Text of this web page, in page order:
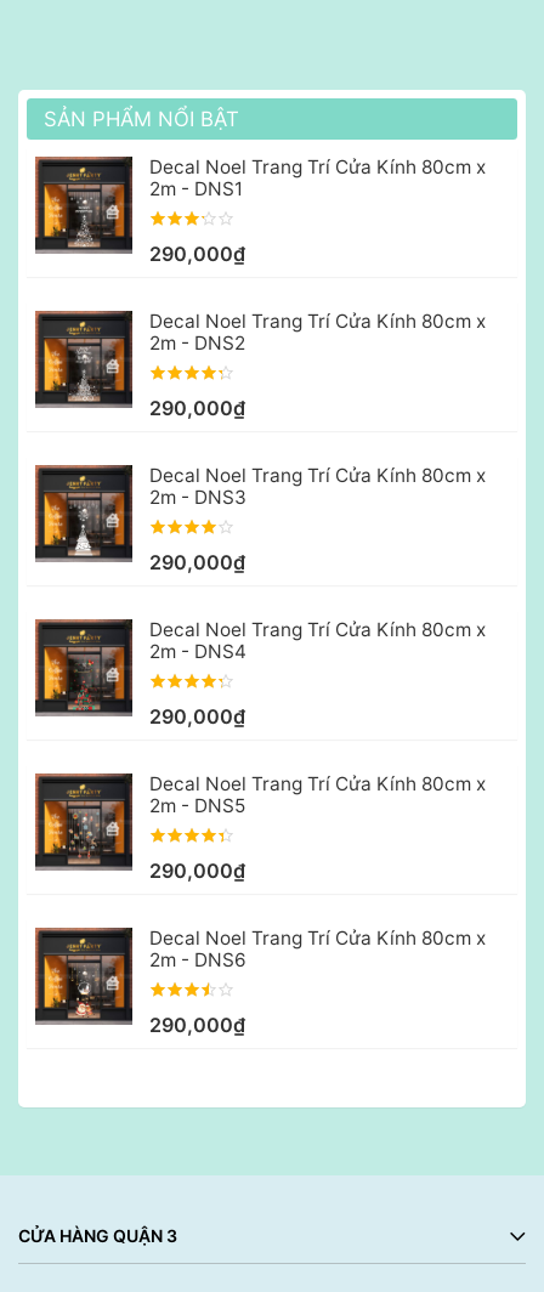
SẢN PHẨM NỔI BẬT
Decal Noel Trang Trí Cửa Kính 80cm x
2m - DNS1
290,000₫
Decal Noel Trang Trí Cửa Kính 80cm x
2m - DNS2
290,000₫
Decal Noel Trang Trí Cửa Kính 80cm x
2m - DNS3
290,000₫
Decal Noel Trang Trí Cửa Kính 80cm x
2m - DNS4
290,000₫
Decal Noel Trang Trí Cửa Kính 80cm x
2m - DNS5
290,000₫
Decal Noel Trang Trí Cửa Kính 80cm x
2m - DNS6
290,000₫
CỬA HÀNG QUẬN 3